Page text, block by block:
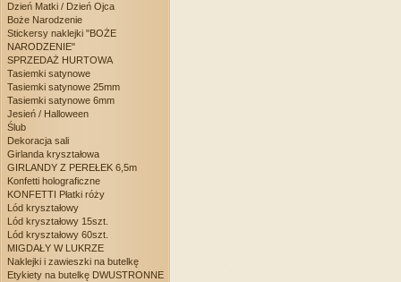
Dzień Matki / Dzień Ojca
Boże Narodzenie
Stickersy naklejki "BOŻE
NARODZENIE"
SPRZEDAŻ HURTOWA
Tasiemki satynowe
Tasiemki satynowe 25mm
Tasiemki satynowe 6mm
Jesień / Halloween
Ślub
Dekoracja sali
Girlanda kryształowa
GIRLANDY Z PEREŁEK 6,5m
Konfetti holograficzne
KONFETTI Płatki róży
Lód kryształowy
Lód kryształowy 15szt.
Lód kryształowy 60szt.
MIGDAŁY W LUKRZE
Naklejki i zawieszki na butelkę
Etykiety na butelkę DWUSTRONNE